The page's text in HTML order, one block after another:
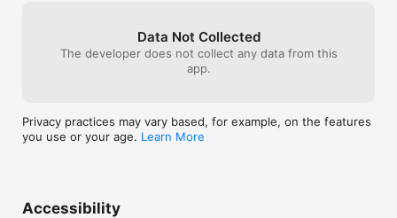
Data Not Collected
The developer does not collect any data from this
app.
Privacy practices may vary based, for example, on the features
you use or your age. Learn More
Accessibility